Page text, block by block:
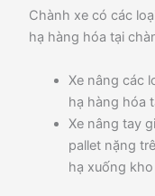
Chành xe có các
hạ hàng hóa tại
Xe nâng các
hạ hàng hóa
Xe nâng tay
pallet nặng
hạ xuống